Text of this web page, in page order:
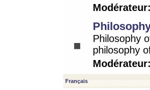
Modérateur:
Philosophy
philosophy
Modérateur:
Français